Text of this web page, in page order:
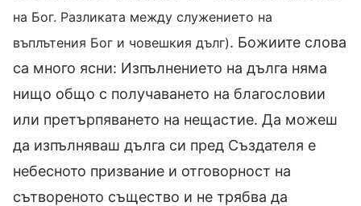
на Бог. Разликата между служението на
въплътения Бог и човешкия дълг). Божиите слова
са много ясни: Изпълнението на дълга няма
нищо общо с получаването на благословии
или претърпяването на нещастие. Да можеш
да изпълняваш дълга си пред Създателя е
небесното призвание и отговорност на
сътвореното същество и не трябва да